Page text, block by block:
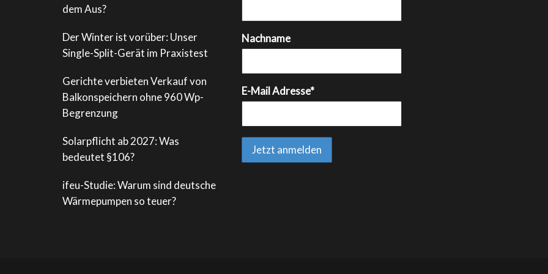
dem Aus?
Der Winter ist vorüber: Unser
Single-Split-Gerät im Praxistest
Gerichte verbieten Verkauf von
Balkonspeichern ohne 960 Wp-
Begrenzung
Solarpflicht ab 2027: Was
bedeutet §106?
ifeu-Studie: Warum sind deutsche
Wärmepumpen so teuer?
Nachname
E-Mail Adresse*